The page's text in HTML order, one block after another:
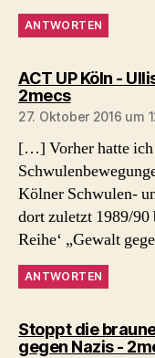
ANTWORTEN
ACT UP Köln -
2mecssagt:
27. Oktober 2016 um
[…] Vorher hatte
Kölner Schwulen-
dort zuletzt 1989/
Reihe‘ „Gewalt
ANTWORTEN
Stoppt die
gegen Nazis -